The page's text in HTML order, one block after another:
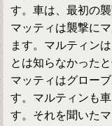
す。車は、最初の
マッティは襲撃に
ます。マルティン
とは知らなかったと
マッティはグロー
す。マルティンも
す。それを聞いた